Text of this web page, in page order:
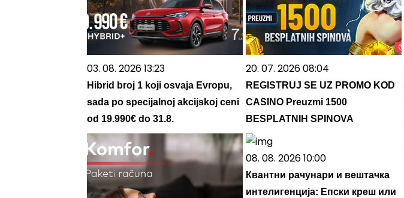
03. 08. 2026 13:23
Hibrid broj 1 koji osvaja Evropu,
sada po specijalnoj akcijskoj ceni
od 19.990€ do 31.8.
20. 07. 2026 08:04
REGISTRUJ SE UZ PROMO KOD
CASINO Preuzmi 1500
BESPLATNIH SPINOVA
08. 08. 2026 10:00
Квантни рачунари и вештачка
интелигенција: Епски креш или